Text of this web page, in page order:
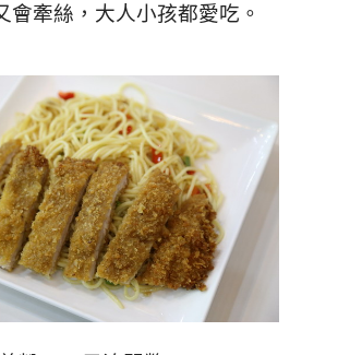
會牽絲，大人小孩都愛吃。